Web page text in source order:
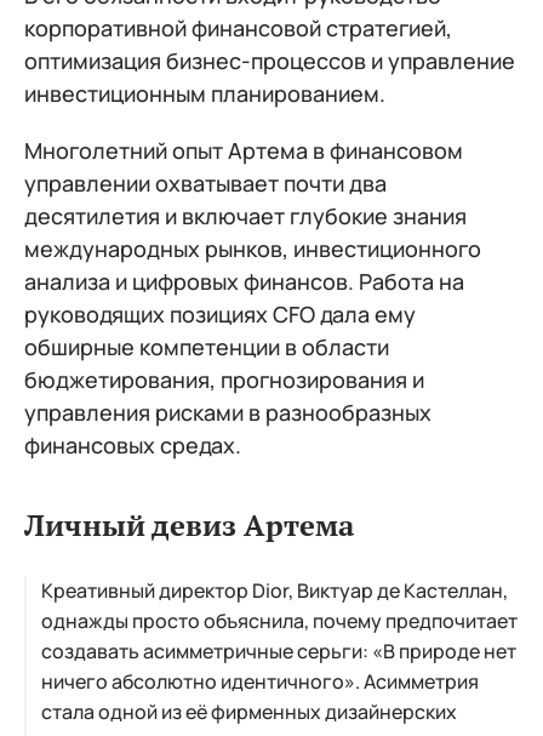
корпоративной финансовой стратегией,
оптимизация бизнес-процессов и управление
инвестиционным планированием.
Многолетний опыт Артема в финансовом
управлении охватывает почти два
десятилетия и включает глубокие знания
международных рынков, инвестиционного
анализа и цифровых финансов. Работа на
руководящих позициях CFO дала ему
обширные компетенции в области
бюджетирования, прогнозирования и
управления рисками в разнообразных
финансовых средах.
Личный девиз Артема
Креативный директор Dior, Виктуар де Кастеллан,
однажды просто объяснила, почему предпочитает
создавать асимметричные серьги: «В природе нет
ничего абсолютно идентичного». Асимметрия
стала одной из её фирменных дизайнерских